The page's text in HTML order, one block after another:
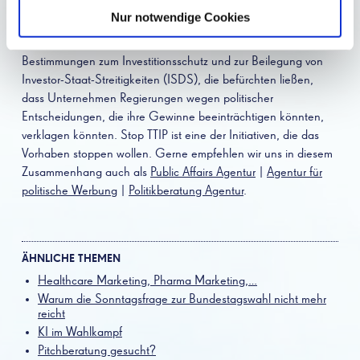
Nur notwendige Cookies
Kritiker befürchteten eine Aushöhlung von Verbraucherschutz-,
Bestimmungen zum Investitionsschutz und zur Beilegung von
Investor-Staat-Streitigkeiten (ISDS), die befürchten ließen,
dass Unternehmen Regierungen wegen politischer
Entscheidungen, die ihre Gewinne beeinträchtigen könnten,
verklagen könnten. Stop TTIP ist eine der Initiativen, die das
Vorhaben stoppen wollen. Gerne empfehlen wir uns in diesem
Zusammenhang auch als Public Affairs Agentur
Agentur für
politische Werbung
Politikberatung Agentur.
ÄHNLICHE THEMEN
Healthcare Marketing, Pharma Marketing,…
Warum die Sonntagsfrage zur Bundestagswahl nicht mehr
reicht
KI im Wahlkampf
Pitchberatung gesucht?